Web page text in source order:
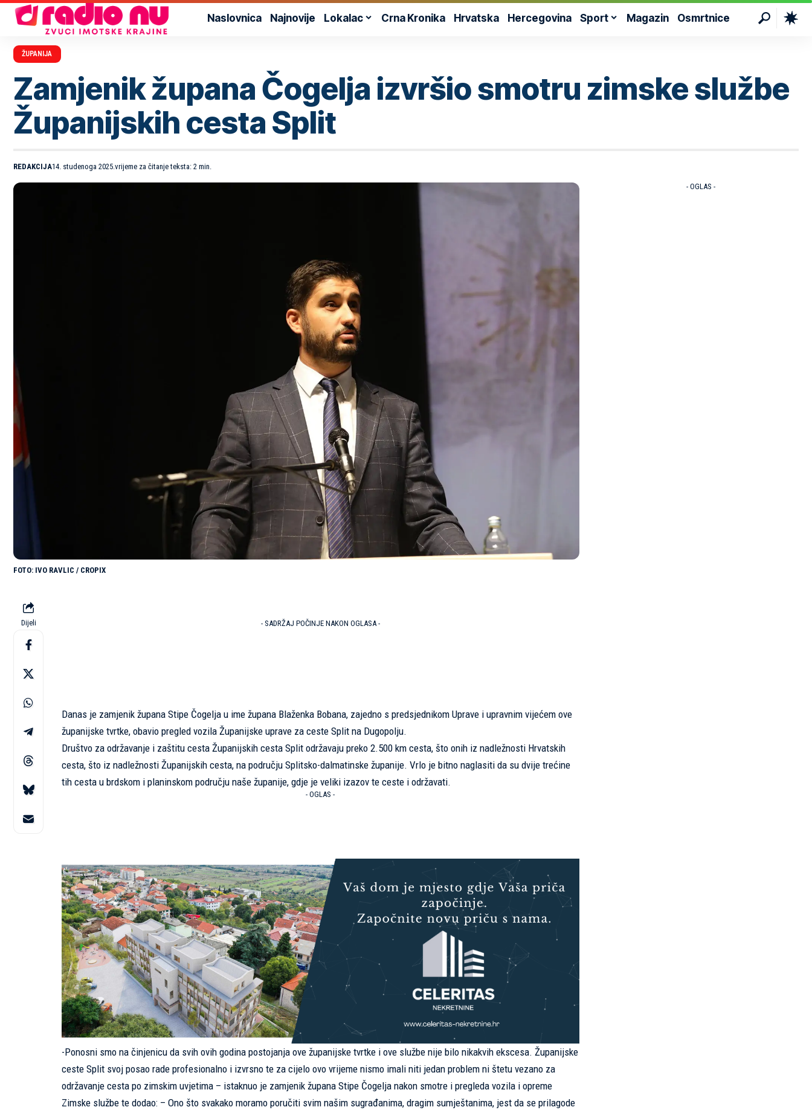
Naslovnica Najnovije Lokalac Crna Kronika Hrvatska Hercegovina Sport Magazin Osmrtnice
ŽUPANIJA
Zamjenik župana Čogelja izvršio smotru zimske službe
Županijskih cesta Split
REDAKCIJA14. studenoga 2025. vrijeme za čitanje teksta: 2 min.
IVO RAVLIC / CROPIX
Dijeli - SADRŽAJ POČINJE NAKON OGLASA -
Danas je zamjenik župana Stipe Čogelja u ime župana Blaženka Bobana, zajedno s predsjednikom Uprave i upravnim vijećem ove
županijske tvrtke, obavio pregled vozila Županijske uprave za ceste Split na Dugopolju.
Društvo za održavanje i zaštitu cesta Županijskih cesta Split održavaju preko 2.500 km cesta, što onih iz nadležnosti Hrvatskih
cesta, što iz nadležnosti Županijskih cesta, na području Splitsko-dalmatinske županije. Vrlo je bitno naglasiti da su dvije trećine
tih cesta u brdskom i planinskom području naše županije, gdje je veliki izazov te ceste i održavati.
- OGLAS -
-Ponosni smo na činjenicu da svih ovih godina postojanja ove županijske tvrtke i ove službe nije bilo nikakvih ekscesa. Županijske
ceste Split svoj posao rade profesionalno i izvrsno te za cijelo ovo vrijeme nismo imali niti jedan problem ni štetu vezano za
održavanje cesta po zimskim uvjetima – istaknuo je zamjenik župana Stipe Čogelja nakon smotre i pregleda vozila i opreme
Zimske službe te dodao: – Ono što svakako moramo poručiti svim našim sugrađanima, dragim sumještanima, jest da se prilagode
- OGLAS -